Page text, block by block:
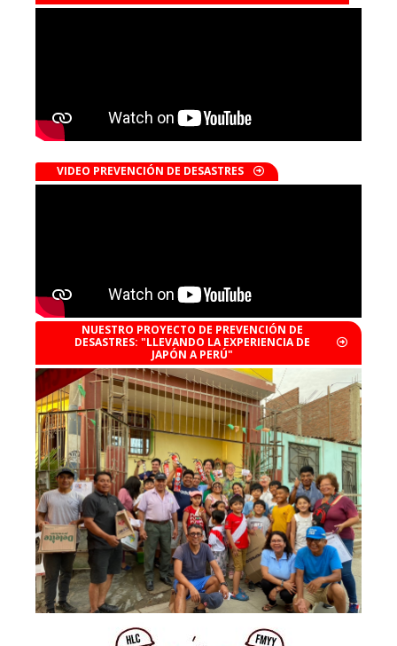
VIDEO PREVENCIÓN DE DESASTRES
NUESTRO PROYECTO DE PREVENCIÓN DE
DESASTRES: "LLEVANDO LA EXPERIENCIA DE
JAPÓN A PERÚ"